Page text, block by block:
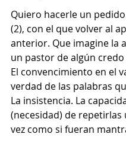
Quiero hacerle un
(2), con el que volver al
anterior. Que imagine la
un pastor de algún
El convencimiento en el
verdad de las palabras
La insistencia. La
(necesidad) de repetirlas
vez como si fueran